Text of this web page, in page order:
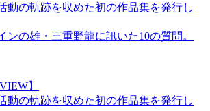
動の軌跡を収めた初の作品集を発行し
ンの雄・三重野龍に訊いた10の質問。
】
動の軌跡を収めた初の作品集を発行し